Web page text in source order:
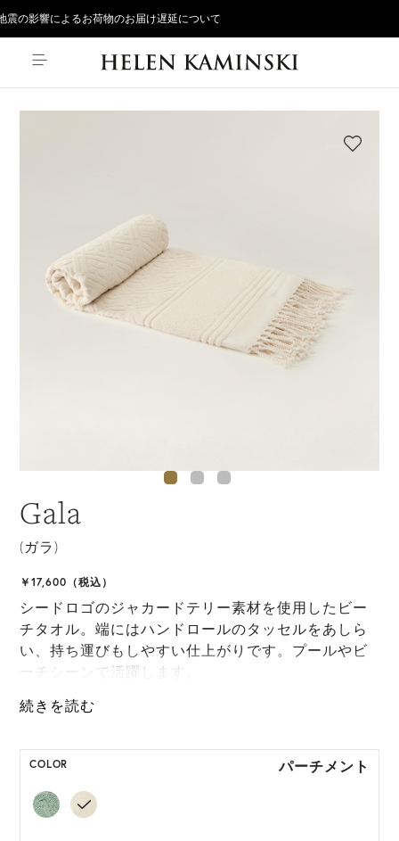
の影響によるお荷物のお届け遅延について
Gala
(ガラ)
￥17,600（税込）
シードロゴのジャカードテリー素材を使用したビー
チタオル。端にはハンドロールのタッセルをあしら
い、持ち運びもしやすい仕上がりです。プールやビ
ーチシーンで活躍します。
*ハンドクラフト製品のため、製品サイズは多少の個
COLOR パーチメント